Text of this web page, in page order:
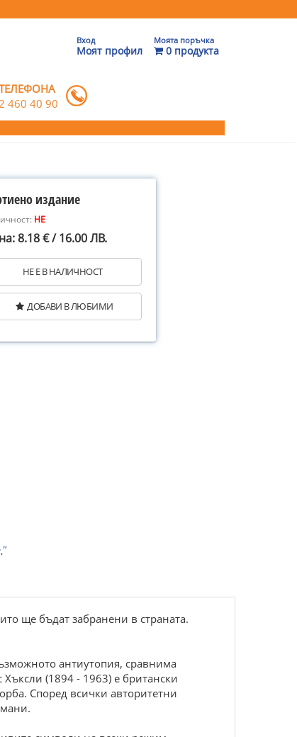
Вход
Моят профил
Моята поръчка
0 продукта
460 40 90
издание
НЕ
8.18 € / 16.00 ЛВ.
НЕ Е В НАЛИЧНОСТ
ДОБАВИ В ЛЮБИМИ
ще бъдат забранени в страната.
антиутопия, сравнима
(1894 - 1963) е британски
Според всички авторитетни